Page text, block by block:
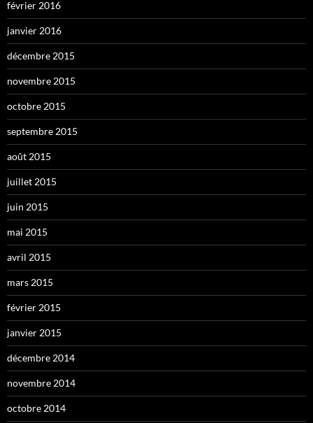
février 2016
janvier 2016
décembre 2015
novembre 2015
octobre 2015
septembre 2015
août 2015
juillet 2015
juin 2015
mai 2015
avril 2015
mars 2015
février 2015
janvier 2015
décembre 2014
novembre 2014
octobre 2014